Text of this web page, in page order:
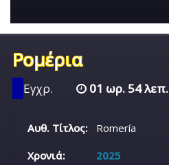
Ρομέρια
Εγχρ. 01 ωρ. 54 λεπ.
Αυθ. Τίτλος:
Romería
Χρονιά:
2025